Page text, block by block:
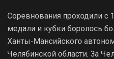
Соревнования проходили с
медали и кубки боролось
Ханты-Мансийского
Челябинской области. За